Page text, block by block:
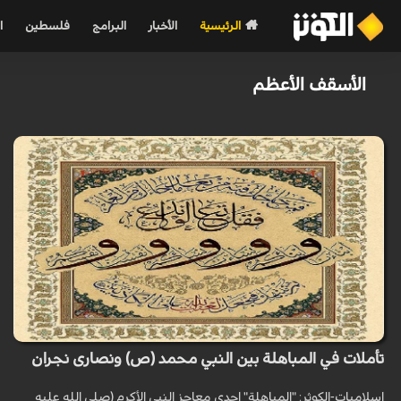
الرئيسية الأخبار البرامج فلسطين
الأسقف الأعظم
تأملات في المباهلة بين النبي محمد (ص) ونصارى نجران
اسلاميات-الكوثر: "المباهلة" احدى معاجز النبي الأكرم (صلى الله عليه